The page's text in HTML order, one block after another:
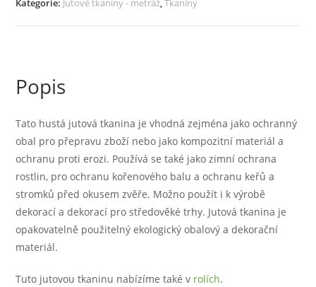
šířkách
(105cm,
160cm,
210cm)
množství
Kategorie: Jutové tkaniny - metráž,Tkaniny
Popis
Tato hustá jutová tkanina je vhodná zejména jako ochranný
obal pro přepravu zboží nebo jako kompozitní materiál a
ochranu proti erozi. Používá se také jako zimní ochrana
rostlin, pro ochranu kořenového balu a ochranu keřů a
stromků před okusem zvěře. Možno použít i k výrobě
dekorací a dekorací pro středověké trhy. Jutová tkanina je
opakovatelně použitelný ekologický obalový a dekorační
materiál.
Tuto jutovou tkaninu nabízíme také v rolích.